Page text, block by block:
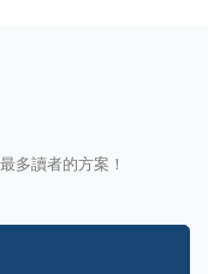
多讀者的方案！